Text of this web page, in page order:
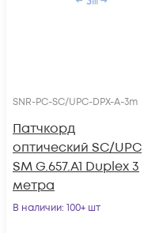
SNR-PC-SC/UPC-DPX-A-3m
Патчкорд
оптический SC/UPC
SM G.657.A1 Duplex 3
метра
В наличии: 100+ шт